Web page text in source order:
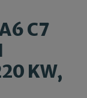
C7
KW,